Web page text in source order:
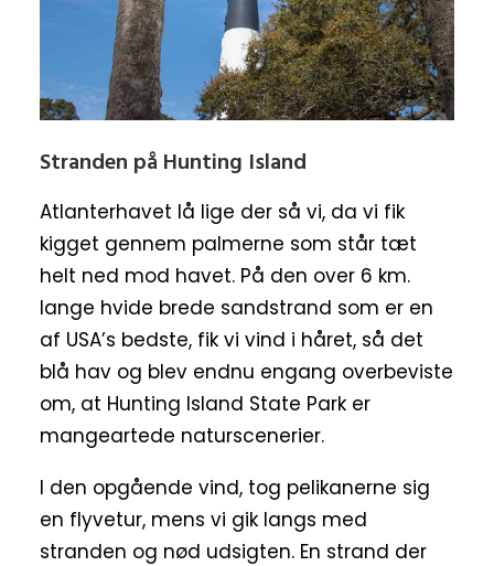
Stranden på Hunting Island
Atlanterhavet lå lige der så vi, da vi fik
kigget gennem palmerne som står tæt
helt ned mod havet. På den over 6 km.
lange hvide brede sandstrand som er en
af USA’s bedste, fik vi vind i håret, så det
blå hav og blev endnu engang overbeviste
om, at Hunting Island State Park er
mangeartede naturscenerier.
I den opgående vind, tog pelikanerne sig
en flyvetur, mens vi gik langs med
stranden og nød udsigten. En strand der